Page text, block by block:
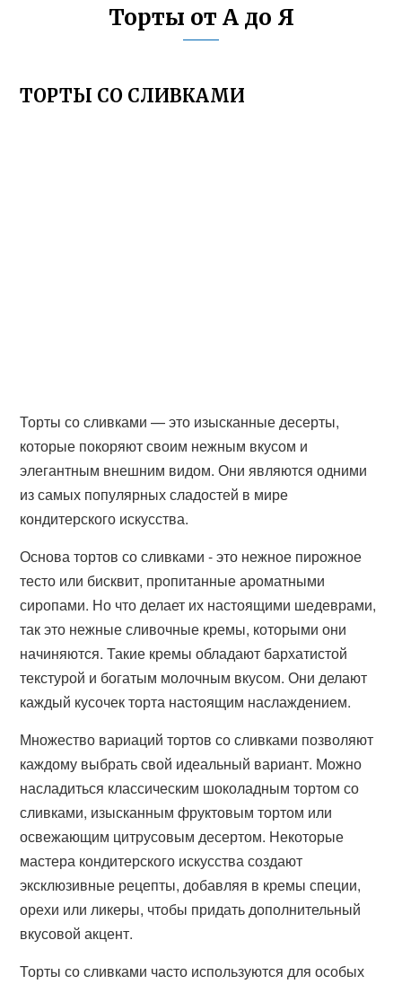
Торты от А до Я
ТОРТЫ СО СЛИВКАМИ
Торты со сливками — это изысканные десерты,
которые покоряют своим нежным вкусом и
элегантным внешним видом. Они являются одними
из самых популярных сладостей в мире
кондитерского искусства.
Основа тортов со сливками - это нежное пирожное
тесто или бисквит, пропитанные ароматными
сиропами. Но что делает их настоящими шедеврами,
так это нежные сливочные кремы, которыми они
начиняются. Такие кремы обладают бархатистой
текстурой и богатым молочным вкусом. Они делают
каждый кусочек торта настоящим наслаждением.
Множество вариаций тортов со сливками позволяют
каждому выбрать свой идеальный вариант. Можно
насладиться классическим шоколадным тортом со
сливками, изысканным фруктовым тортом или
освежающим цитрусовым десертом. Некоторые
мастера кондитерского искусства создают
эксклюзивные рецепты, добавляя в кремы специи,
орехи или ликеры, чтобы придать дополнительный
вкусовой акцент.
Торты со сливками часто используются для особых